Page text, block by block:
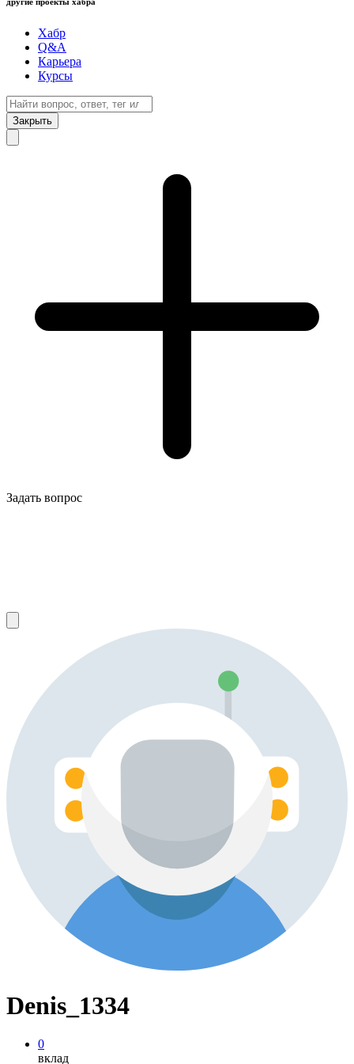
Хабр
Q&A
Карьера
Курсы
Закрыть
Задать вопрос
Denis_1334
0
вклад